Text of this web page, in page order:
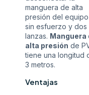
manguera de alta
presión del equipo
sin esfuerzo y dos
lanzas. Manguera
alta presión de
tiene una longitud
3 metros.
Ventajas